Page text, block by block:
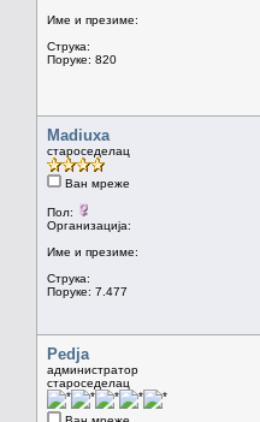
Име и презиме:
Струка:
Поруке: 820
Madiuxa
староседелац
Ван мреже
Пол:
Организација:
Име и презиме:
Струка:
Поруке: 7.477
Pedja
администратор
староседелац